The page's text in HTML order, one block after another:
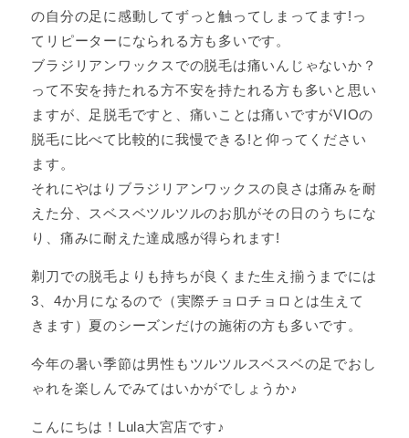
の自分の足に感動してずっと触ってしまってます!っ
てリピーターになられる方も多いです。
ブラジリアンワックスでの脱毛は痛いんじゃないか？
って不安を持たれる方不安を持たれる方も多いと思い
ますが、足脱毛ですと、痛いことは痛いですがVIOの
脱毛に比べて比較的に我慢できる!と仰ってください
ます。
それにやはりブラジリアンワックスの良さは痛みを耐
えた分、スベスベツルツルのお肌がその日のうちにな
り、痛みに耐えた達成感が得られます!
剃刀での脱毛よりも持ちが良くまた生え揃うまでには
3、4か月になるので（実際チョロチョロとは生えて
きます）夏のシーズンだけの施術の方も多いです。
今年の暑い季節は男性もツルツルスベスベの足でおし
ゃれを楽しんでみてはいかがでしょうか♪
こんにちは！Lula大宮店です♪